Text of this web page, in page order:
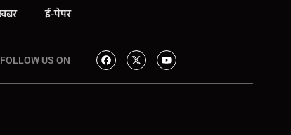
ई-पेपर
FOLLOW US ON